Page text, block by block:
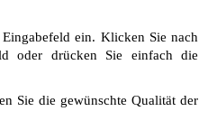
ein. Klicken Sie nach
oder drücken Sie einfach die
Sie die gewünschte Qualität der